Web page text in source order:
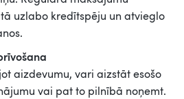
uzlabo kredītspēju un atvieglo
aizdevumu, vari aizstāt esošo
vai pat to pilnībā noņemt.